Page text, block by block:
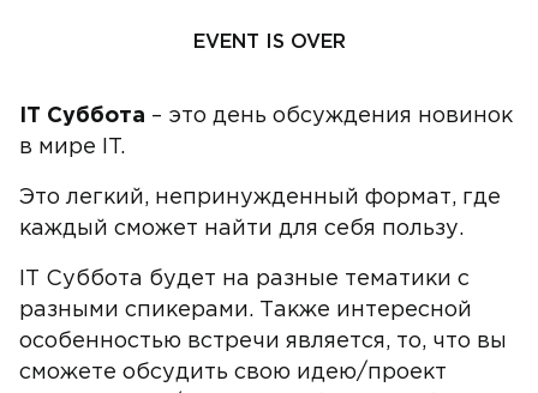
EVENT IS OVER
IT Суббота – это день обсуждения новинок
в мире IT.
Это легкий, непринужденный формат, где
каждый сможет найти для себя пользу.
IT Суббота будет на разные тематики с
разными спикерами. Также интересной
особенностью встречи является, то, что вы
сможете обсудить свою идею/проект